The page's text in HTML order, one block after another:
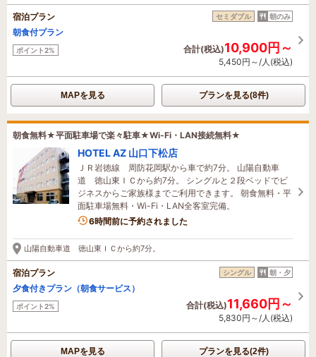
宿泊プラン セミダブル 朝のみ
朝食付プラン
ポイント2% 合計(税込)10,900円～
5,450円～/人(税込)
MAPを見る プランを見る(8件)
朝食無料★平面駐車場で楽々駐車★Wi-Fi・LAN接続無料★
HOTEL AZ 山口下松店
ＪＲ岩徳線 周防花岡駅から車で約7分。 山陽自動車
道 徳山東ＩＣから約7分。 シングルと２段ベッドでビ
ジネスからご家族様までご利用できます。 朝食無料・平
面駐車場無料・Wi-Fi・LAN全客室完備。
6時間前に予約されました
山陽自動車道 徳山東ＩＣから約7分。
宿泊プラン シングル 朝・夕
夕食付きプラン（朝食サービス）
ポイント2% 合計(税込)11,660円～
5,830円～/人(税込)
MAPを見る プランを見る(2件)